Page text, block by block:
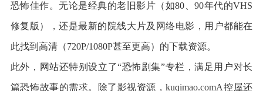
恐怖佳作。无论是经典的老旧影片（如80、90年代的VHS
修复版），还是最新的院线大片及网络电影，用户都能在
此找到高清（720P/1080P甚至更高）的下载资源。
此外，网站还特别设立了“恐怖剧集”专栏，满足用户对长
篇恐怖故事的需求。除了影视资源，kuqimao.comA控屋还